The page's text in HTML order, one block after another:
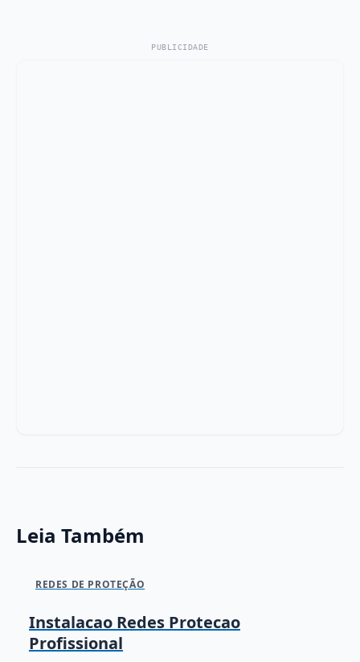
PUBLICIDADE
Leia Também
REDES DE PROTEÇÃO
Instalacao Redes Protecao
Profissional